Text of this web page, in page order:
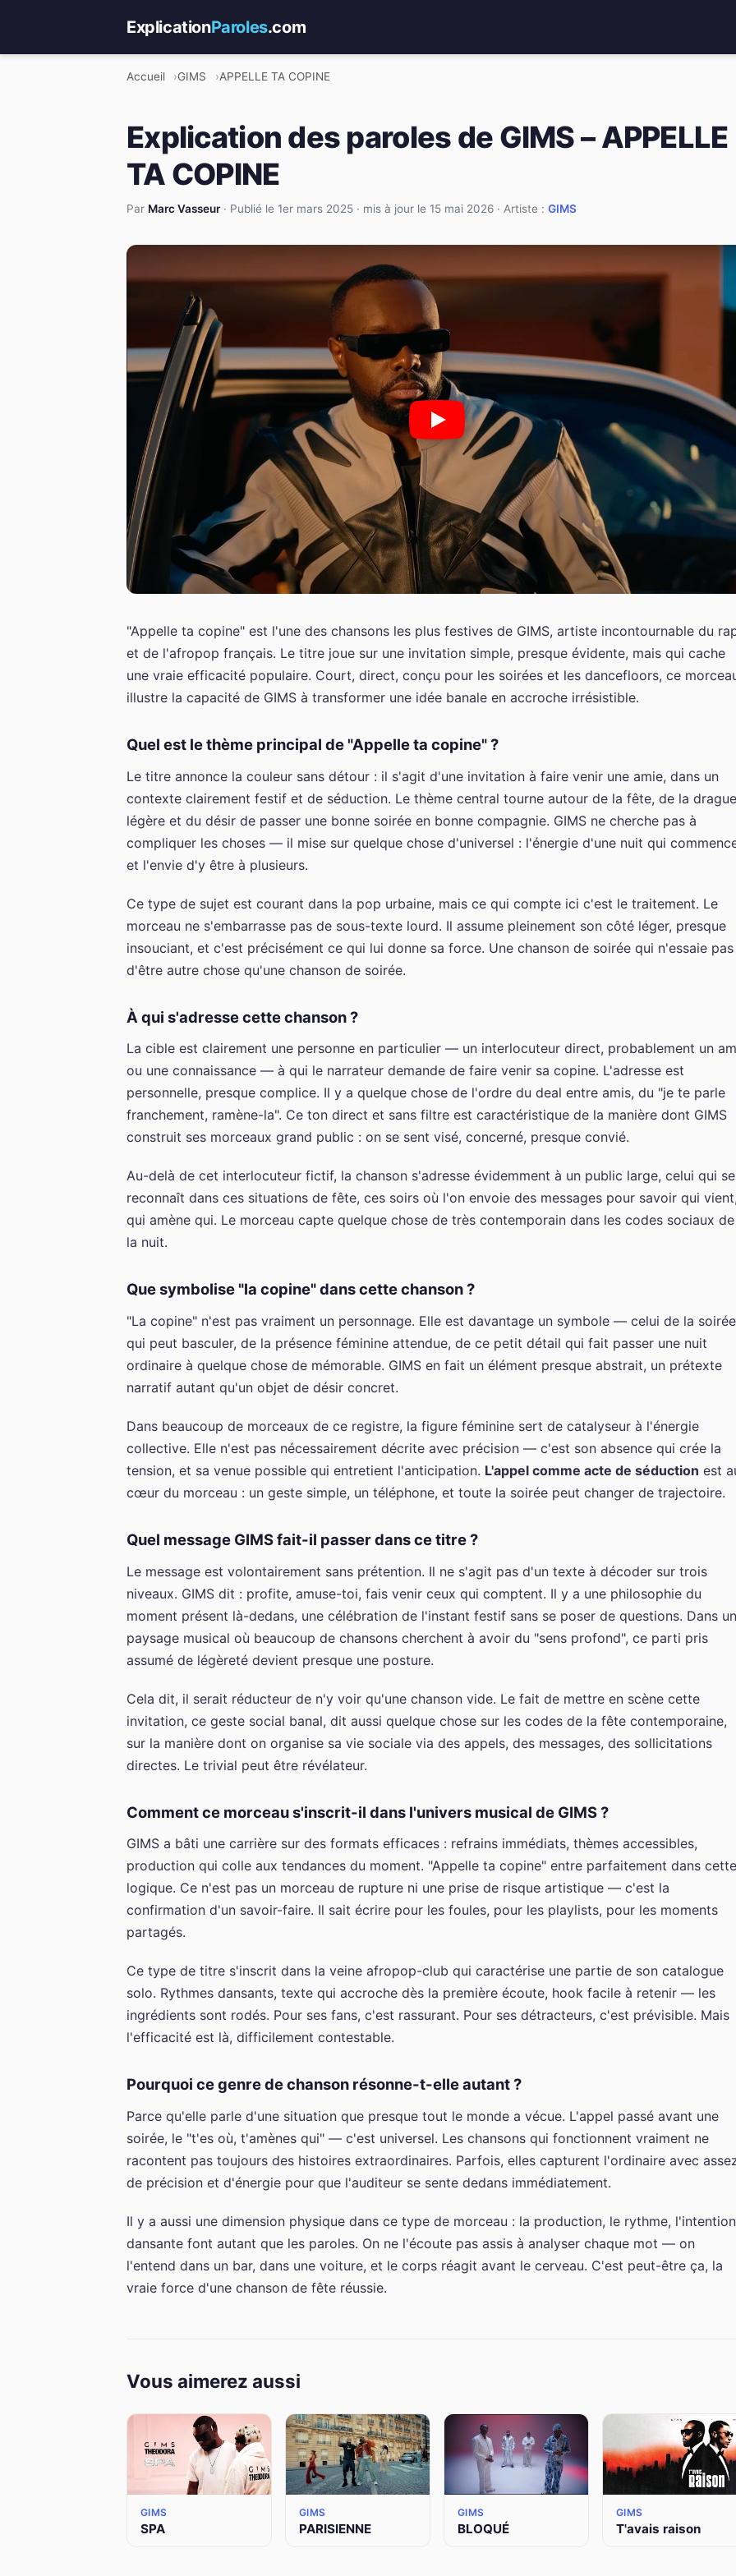
ExplicationParoles.com
Accueil GIMS APPELLE TA COPINE
Explication des paroles de GIMS – APPELLE
TA COPINE
Par Marc Vasseur· Publié le 1er mars 2025 · mis à jour le 15 mai 2026 · Artiste : GIMS
"Appelle ta copine" est l'une des chansons les plus festives de GIMS, artiste incontournable du
et de l'afropop français. Le titre joue sur une invitation simple, presque évidente, mais qui cache
une vraie efficacité populaire. Court, direct, conçu pour les soirées et les dancefloors, ce
illustre la capacité de GIMS à transformer une idée banale en accroche irrésistible.
Quel est le thème principal de "Appelle ta copine" ?
Le titre annonce la couleur sans détour : il s'agit d'une invitation à faire venir une amie, dans un
contexte clairement festif et de séduction. Le thème central tourne autour de la fête, de la drague
légère et du désir de passer une bonne soirée en bonne compagnie. GIMS ne cherche pas à
compliquer les choses — il mise sur quelque chose d'universel : l'énergie d'une nuit qui
et l'envie d'y être à plusieurs.
Ce type de sujet est courant dans la pop urbaine, mais ce qui compte ici c'est le traitement. Le
morceau ne s'embarrasse pas de sous-texte lourd. Il assume pleinement son côté léger, presque
insouciant, et c'est précisément ce qui lui donne sa force. Une chanson de soirée qui n'essaie pas
d'être autre chose qu'une chanson de soirée.
À qui s'adresse cette chanson ?
La cible est clairement une personne en particulier — un interlocuteur direct, probablement un
ou une connaissance — à qui le narrateur demande de faire venir sa copine. L'adresse est
personnelle, presque complice. Il y a quelque chose de l'ordre du deal entre amis, du "je te parle
franchement, ramène-la". Ce ton direct et sans filtre est caractéristique de la manière dont GIMS
construit ses morceaux grand public : on se sent visé, concerné, presque convié.
Au-delà de cet interlocuteur fictif, la chanson s'adresse évidemment à un public large, celui qui se
reconnaît dans ces situations de fête, ces soirs où l'on envoie des messages pour savoir qui
qui amène qui. Le morceau capte quelque chose de très contemporain dans les codes sociaux de
la nuit.
Que symbolise "la copine" dans cette chanson ?
"La copine" n'est pas vraiment un personnage. Elle est davantage un symbole — celui de la soirée
qui peut basculer, de la présence féminine attendue, de ce petit détail qui fait passer une nuit
ordinaire à quelque chose de mémorable. GIMS en fait un élément presque abstrait, un prétexte
narratif autant qu'un objet de désir concret.
Dans beaucoup de morceaux de ce registre, la figure féminine sert de catalyseur à l'énergie
collective. Elle n'est pas nécessairement décrite avec précision — c'est son absence qui crée la
tension, et sa venue possible qui entretient l'anticipation. L'appel comme acte de séduction est
cœur du morceau : un geste simple, un téléphone, et toute la soirée peut changer de trajectoire.
Quel message GIMS fait-il passer dans ce titre ?
Le message est volontairement sans prétention. Il ne s'agit pas d'un texte à décoder sur trois
niveaux. GIMS dit : profite, amuse-toi, fais venir ceux qui comptent. Il y a une philosophie du
moment présent là-dedans, une célébration de l'instant festif sans se poser de questions. Dans un
paysage musical où beaucoup de chansons cherchent à avoir du "sens profond", ce parti pris
assumé de légèreté devient presque une posture.
Cela dit, il serait réducteur de n'y voir qu'une chanson vide. Le fait de mettre en scène cette
invitation, ce geste social banal, dit aussi quelque chose sur les codes de la fête contemporaine,
sur la manière dont on organise sa vie sociale via des appels, des messages, des sollicitations
directes. Le trivial peut être révélateur.
Comment ce morceau s'inscrit-il dans l'univers musical de GIMS ?
GIMS a bâti une carrière sur des formats efficaces : refrains immédiats, thèmes accessibles,
production qui colle aux tendances du moment. "Appelle ta copine" entre parfaitement dans cette
logique. Ce n'est pas un morceau de rupture ni une prise de risque artistique — c'est la
confirmation d'un savoir-faire. Il sait écrire pour les foules, pour les playlists, pour les moments
partagés.
Ce type de titre s'inscrit dans la veine afropop-club qui caractérise une partie de son catalogue
solo. Rythmes dansants, texte qui accroche dès la première écoute, hook facile à retenir — les
ingrédients sont rodés. Pour ses fans, c'est rassurant. Pour ses détracteurs, c'est prévisible. Mais
l'efficacité est là, difficilement contestable.
Pourquoi ce genre de chanson résonne-t-elle autant ?
Parce qu'elle parle d'une situation que presque tout le monde a vécue. L'appel passé avant une
soirée, le "t'es où, t'amènes qui" — c'est universel. Les chansons qui fonctionnent vraiment ne
racontent pas toujours des histoires extraordinaires. Parfois, elles capturent l'ordinaire avec
de précision et d'énergie pour que l'auditeur se sente dedans immédiatement.
Il y a aussi une dimension physique dans ce type de morceau : la production, le rythme, l'intention
dansante font autant que les paroles. On ne l'écoute pas assis à analyser chaque mot — on
l'entend dans un bar, dans une voiture, et le corps réagit avant le cerveau. C'est peut-être ça, la
vraie force d'une chanson de fête réussie.
Vous aimerez aussi
GIMS
SPA
GIMS
PARISIENNE
GIMS
BLOQUÉ
GIMS
T'avais raison